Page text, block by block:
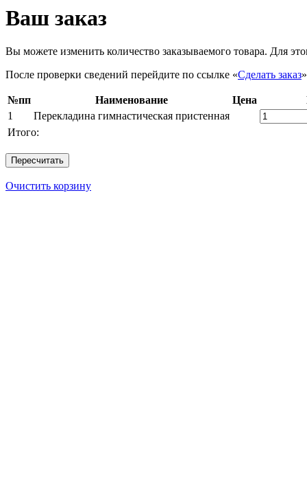
Ваш заказ
Вы можете изменить количество заказываемого товара. Для
После проверки сведений перейдите по ссылке «Сделать заказ»
№пп Наименование Цена
1
Перекладина гимнастическая пристенная
Итого:
Очистить корзину